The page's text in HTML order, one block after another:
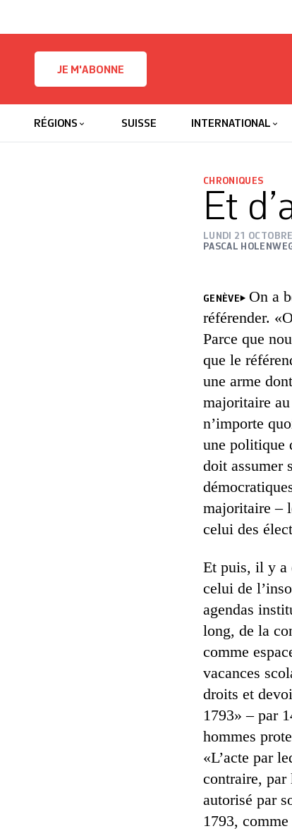
JE M'ABONNE
RÉGIONS SUISSE INTERNATIONAL
CHRONIQUES
Et
LUNDI 21
PASCAL
GENÈVE
On a
référender.
Parce que
que le
une arme
majoritaire
n’importe
une politique
doit assumer
majoritaire –
celui des
Et puis, il y a
celui de
agendas
long, de la
comme
vacances
droits et
1793» – par
hommes
«L’acte par
contraire, par
autorisé par
1793,